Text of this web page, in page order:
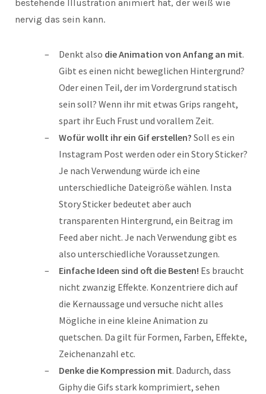
bestehende Illustration animiert hat, der weiß wie
nervig das sein kann.
Denkt also die Animation von Anfang an mit.
Gibt es einen nicht beweglichen Hintergrund?
Oder einen Teil, der im Vordergrund statisch
sein soll? Wenn ihr mit etwas Grips rangeht,
spart ihr Euch Frust und vorallem Zeit.
Wofür wollt ihr ein Gif erstellen? Soll es ein
Instagram Post werden oder ein Story Sticker?
Je nach Verwendung würde ich eine
unterschiedliche Dateigröße wählen. Insta
Story Sticker bedeutet aber auch
transparenten Hintergrund, ein Beitrag im
Feed aber nicht. Je nach Verwendung gibt es
also unterschiedliche Voraussetzungen.
Einfache Ideen sind oft die Besten! Es braucht
nicht zwanzig Effekte. Konzentriere dich auf
die Kernaussage und versuche nicht alles
Mögliche in eine kleine Animation zu
quetschen. Da gilt für Formen, Farben, Effekte,
Zeichenanzahl etc.
Denke die Kompression mit. Dadurch, dass
Giphy die Gifs stark komprimiert, sehen